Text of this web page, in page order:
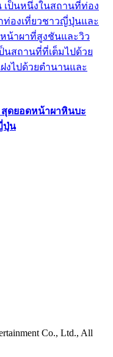
ป็นหนึ่งในสถานที่ท่อง
ท่องเที่ยวชาวญี่ปุ่นและ
น้าผาที่สูงชันและวิว
นสถานที่ที่เต็มไปด้วย
งไปด้วยตำนานและ
สุดยอดหน้าผาหินบะ
ปุ่น
Co., Ltd., All